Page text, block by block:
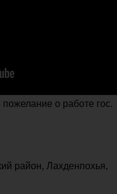
о работе гос.
район, Лахденпохья,